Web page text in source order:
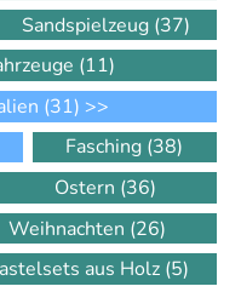
Sandspielzeug (37)
(11)
(31) >>
Fasching (38)
Ostern (36)
Weihnachten (26)
aus Holz (5)